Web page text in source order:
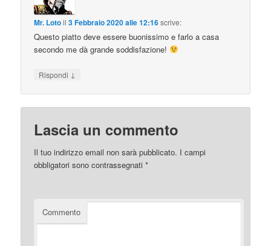
Mr. Lotoil3 Febbraio 2020 alle 12:16scrive:
Questo piatto deve essere buonissimo e farlo a casa
secondo me dà grande soddisfazione!
Rispondi ↓
Lascia un commento
Il tuo indirizzo email non sarà pubblicato. I campi
obbligatori sono contrassegnati*
Commento